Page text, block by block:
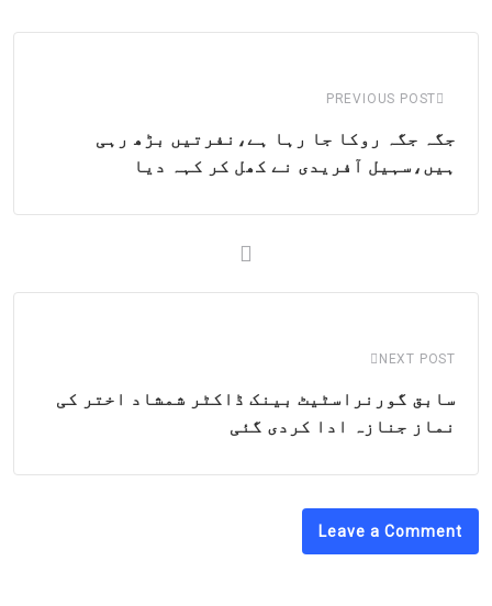
PREVIOUS POST
جگہ جگہ روکا جا رہا ہے،نفرتیں بڑھ رہی
ہیں،سہیل آفریدی نے کھل کر کہہ دیا
NEXT POST
سابق گورنراسٹیٹ بینک ڈاکٹر شمشاد اختر کی
نماز جنازہ ادا کردی گئی
Leave a Comment